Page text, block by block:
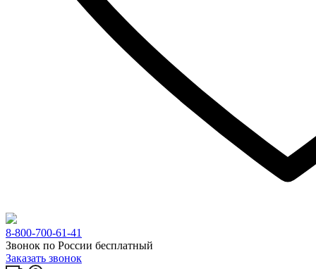
8-800-700-61-41
Звонок по России бесплатный
Заказать звонок